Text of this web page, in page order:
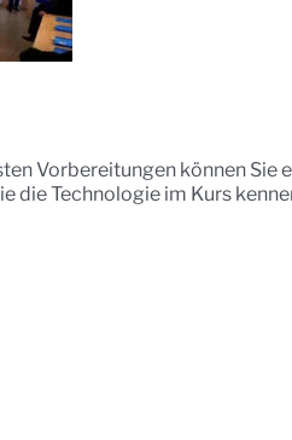
Vorbereitungen können Sie
die Technologie im Kurs